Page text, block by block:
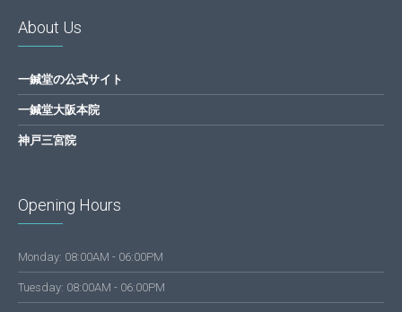
About Us
一鍼堂の公式サイト
一鍼堂大阪本院
神戸三宮院
Opening Hours
Monday: 08:00AM - 06:00PM
Tuesday: 08:00AM - 06:00PM